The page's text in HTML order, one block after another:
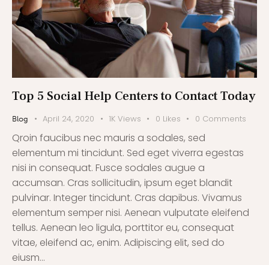
Top 5 Social Help Centers to Contact Today
Blog April 24, 2020 1K Views 0 Likes 0 Comments
Qroin faucibus nec mauris a sodales, sed
elementum mi tincidunt. Sed eget viverra egestas
nisi in consequat. Fusce sodales augue a
accumsan. Cras sollicitudin, ipsum eget blandit
pulvinar. Integer tincidunt. Cras dapibus. Vivamus
elementum semper nisi. Aenean vulputate eleifend
tellus. Aenean leo ligula, porttitor eu, consequat
vitae, eleifend ac, enim. Adipiscing elit, sed do
eiusm…